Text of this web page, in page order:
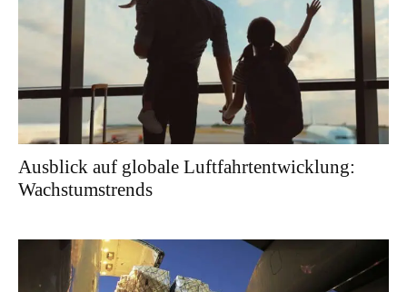
Ausblick auf globale Luftfahrtentwicklung:
Wachstumstrends